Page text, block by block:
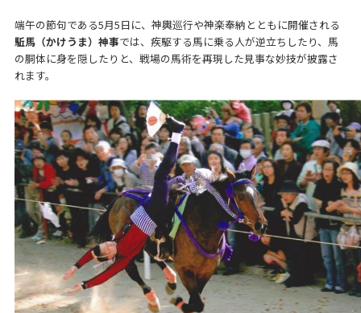
端午の節句である5月5日に、神輿巡行や神楽奉納とともに開催される
駈馬（かけうま）神事では、疾駆する馬に乗る人が逆立ちしたり、馬
の胴体に身を隠したりと、戦場の馬術を再現した見事な妙技が披露さ
れます。